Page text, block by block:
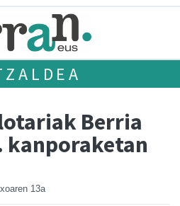
Berria
kanporaketan
13a